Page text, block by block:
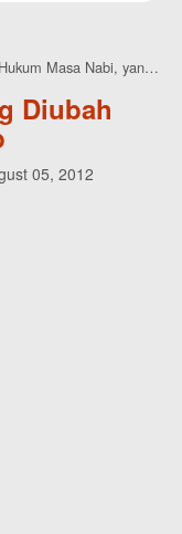
Hukum Masa Nabi, yang Diubah Oleh Umar bin Khathab
Diubah
05, 2012